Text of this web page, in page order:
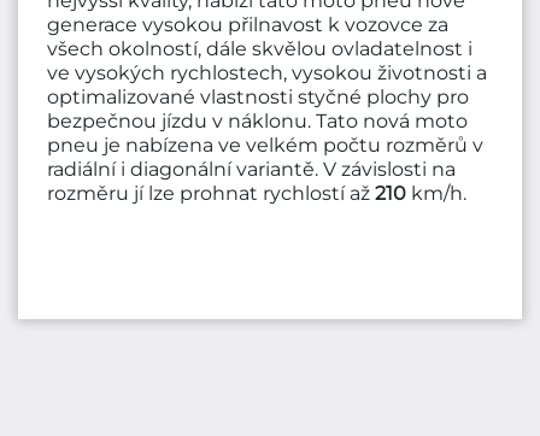
generace vysokou přilnavost k vozovce za
všech okolností, dále skvělou ovladatelnost i
ve vysokých rychlostech, vysokou životnosti a
optimalizované vlastnosti styčné plochy pro
bezpečnou jízdu v náklonu. Tato nová moto
pneu je nabízena ve velkém počtu rozměrů v
radiální i diagonální variantě. V závislosti na
rozměru jí lze prohnat rychlostí až 210 km/h.